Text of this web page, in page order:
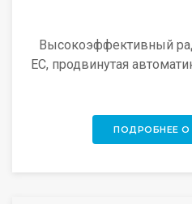
Высокоэффективный
EC, продвинутая
ПОДРОБНЕЕ О